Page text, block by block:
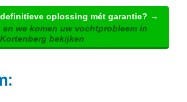
oplossing mét garantie? →
we komen uw vochtprobleem in
Kortenberg bekijken